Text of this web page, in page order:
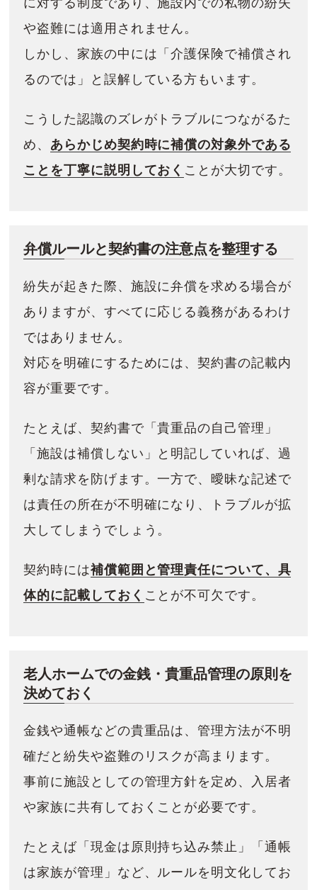
に対する制度であり、施設内での私物の紛失
や盗難には適用されません。
しかし、家族の中には「介護保険で補償され
るのでは」と誤解している方もいます。
こうした認識のズレがトラブルにつながるた
め、 あらかじめ契約時に補償の対象外である
ことを丁寧に説明しておく ことが大切です。
弁償ルールと契約書の注意点を整理する
紛失が起きた際、施設に弁償を求める場合が
ありますが、すべてに応じる義務があるわけ
ではありません。
対応を明確にするためには、契約書の記載内
容が重要です。
たとえば、契約書で「貴重品の自己管理」
「施設は補償しない」と明記していれば、過
剰な請求を防げます。一方で、曖昧な記述で
は責任の所在が不明確になり、トラブルが拡
大してしまうでしょう。
契約時には補償範囲と管理責任について、具
体的に記載しておく ことが不可欠です。
老人ホームでの金銭・貴重品管理の原則を
決めておく
金銭や通帳などの貴重品は、管理方法が不明
確だと紛失や盗難のリスクが高まります。
事前に施設としての管理方針を定め、入居者
や家族に共有しておくことが必要です。
たとえば「現金は原則持ち込み禁止」「通帳
は家族が管理」など、ルールを明文化してお